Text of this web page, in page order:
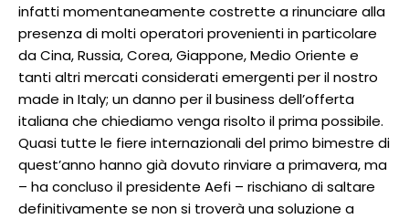
infatti momentaneamente costrette a rinunciare alla
presenza di molti operatori provenienti in particolare
da Cina, Russia, Corea, Giappone, Medio Oriente e
tanti altri mercati considerati emergenti per il nostro
made in Italy; un danno per il business dell’offerta
italiana che chiediamo venga risolto il prima possibile.
Quasi tutte le fiere internazionali del primo bimestre di
quest’anno hanno già dovuto rinviare a primavera, ma
– ha concluso il presidente Aefi – rischiano di saltare
definitivamente se non si troverà una soluzione a